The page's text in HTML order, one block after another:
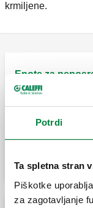
Potrdi
Ta spletna stran
Piškotke
za zagotavljanje
krmiljene.
Enote za